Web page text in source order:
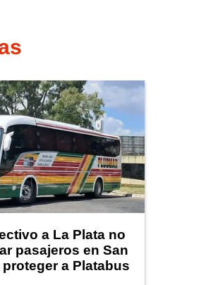
a La Plata no
pasajeros en San
a Platabus